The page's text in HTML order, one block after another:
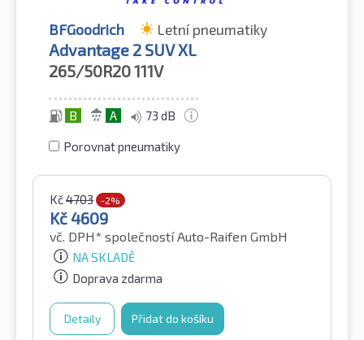
BFGoodrich Letní pneumatiky
Advantage 2 SUV XL
265/50R20111V
B A 73 dB
Porovnat pneumatiky
Kč4703 -2%
Kč4609
vč. DPH* společností Auto-Raifen GmbH
NA SKLADĚ
Doprava zdarma
Detaily Přidat do košíku